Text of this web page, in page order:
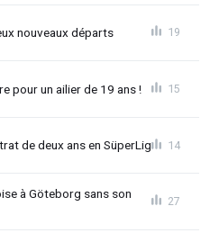
nouveaux départs 19
pour un ailier de 19 ans ! 15
de deux ans en SüperLig 14
à Göteborg sans son
27